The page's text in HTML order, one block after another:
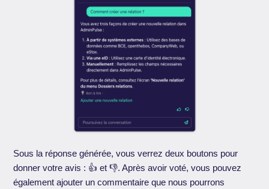
Sous la réponse générée, vous verrez deux boutons pour
donner votre avis : 👍 et 👎. Après avoir voté, vous pouvez
également ajouter un commentaire que nous pourrons